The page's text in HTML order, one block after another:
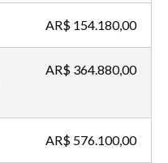
AR$ 154.180,00
AR$ 364.880,00
AR$ 576.100,00